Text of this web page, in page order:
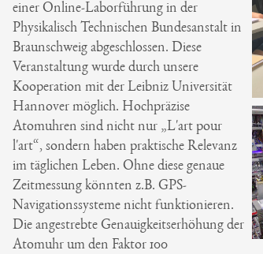
einer Online-Laborführung in der
Physikalisch Technischen Bundesanstalt in
Braunschweig abgeschlossen. Diese
Veranstaltung wurde durch unsere
Kooperation mit der Leibniz Universität
Hannover möglich. Hochpräzise
Atomuhren sind nicht nur „L'art pour
l'art“, sondern haben praktische Relevanz
im täglichen Leben. Ohne diese genaue
Zeitmessung könnten z.B. GPS-
Navigationssysteme nicht funktionieren.
Die angestrebte Genauigkeitserhöhung der
Atomuhr um den Faktor 100